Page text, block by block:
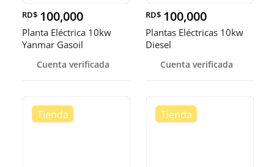
RD$ 100,000
Planta Eléctrica 10kw
Yanmar Gasoil
Cuenta verificada
RD$ 100,000
Plantas Eléctricas 10kw
Diesel
Cuenta verificada